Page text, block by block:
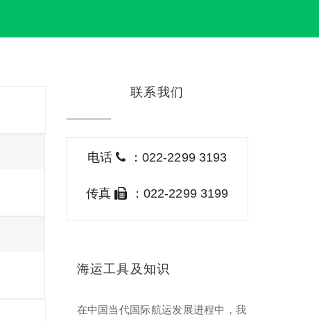
联系我们
电话 ：022-2299 3193
传真 ：022-2299 3199
海运工具及知识
在中国当代国际航运发展进程中，我